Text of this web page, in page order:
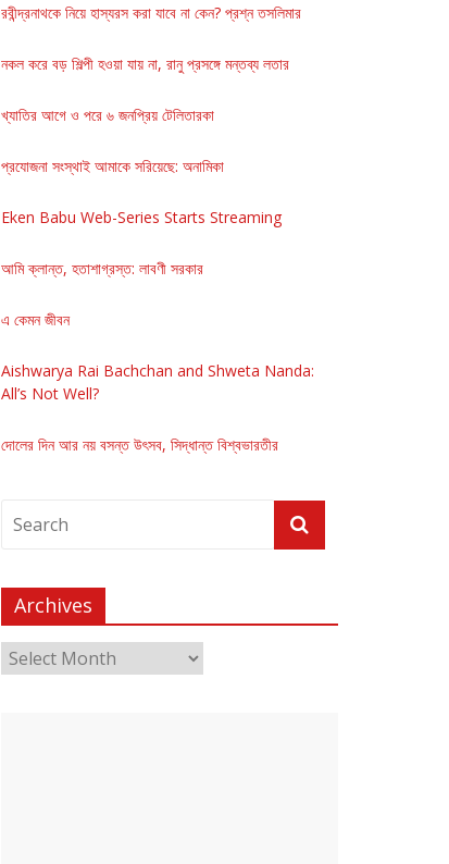
রবীন্দ্রনাথকে নিয়ে হাস্যরস করা যাবে না কেন? প্রশ্ন তসলিমার
নকল করে বড় শিল্পী হওয়া যায় না, রানু প্রসঙ্গে মন্তব্য লতার
খ্যাতির আগে ও পরে ৬ জনপ্রিয় টেলিতারকা
প্রযোজনা সংস্থাই আমাকে সরিয়েছে: অনামিকা
Eken Babu Web-Series Starts Streaming
আমি ক্লান্ত, হতাশাগ্রস্ত: লাবণী সরকার
এ কেমন জীবন
Aishwarya Rai Bachchan and Shweta Nanda:
All’s Not Well?
দোলের দিন আর নয় বসন্ত উৎসব, সিদ্ধান্ত বিশ্বভারতীর
Archives